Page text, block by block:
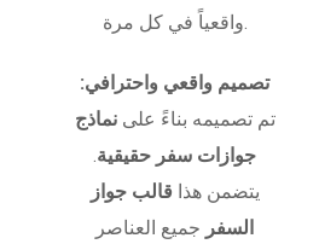
واقعياً في كل مرة.
تصميم واقعي واحترافي:
تم تصميمه بناءً علىنماذج
جوازات سفر حقيقية.
يتضمن هذا قالب جواز
السفر جميع العناصر